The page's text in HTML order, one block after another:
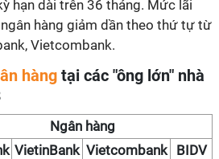
hạn dài trên 36 tháng. Mức lãi
hàng giảm dần theo thứ tự từ
Vietcombank.
hàng tại các "ông lớn" nhà
Ngân hàng
VietinBank Vietcombank
BIDV